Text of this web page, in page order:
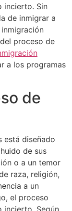
incierto. Sin
de inmigrar a
proceso de
a los programas
de
está diseñado
de sus
o a un temor
raza, religión,
a un
el proceso